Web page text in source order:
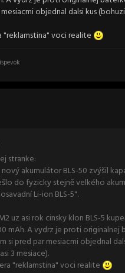
mesiacmi objednal dalsi kus
voci realite
stranke:
akumulátor BLS-50 zvýšil
do fyzicky stejně velkého
Li-ion BLS-5".
uz asi rok cinsky klon BLS-5
mAh. A vydrz je proti
si pred par mesiacmi objednal
3 mesiace).
"reklamstina" voci realite